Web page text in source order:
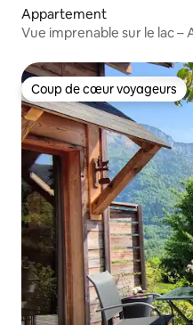
Appartement
Vue imprenable sur le lac
Coup de cœur voyageurs
Coup de cœur voyageurs